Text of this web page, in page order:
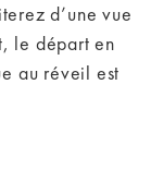
d’une vue
le départ en
au réveil est